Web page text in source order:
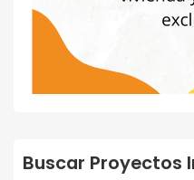
Buscar Proyectos